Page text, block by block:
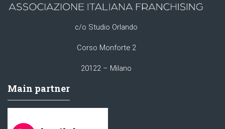
c/o Studio Orlando
Corso Monforte 2
20122 – Milano
Main partner